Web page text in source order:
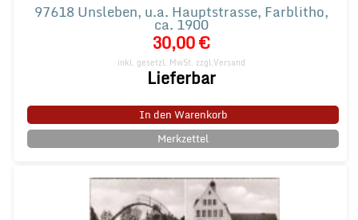
97618 Unsleben, u.a. Hauptstrasse, Farblitho,
ca. 1900
30,00 €
inkl. gesetzl. MwSt. zzgl.Versand
Lieferbar
In den Warenkorb
Merkzettel